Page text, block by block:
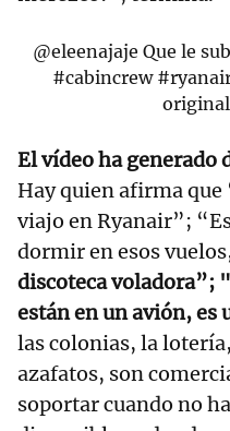
@eleenajaje Que le
#cabincrew
El vídeo ha generado
Hay quien afirma que
viajo en Ryanair”;
dormir en esos
discoteca voladora”;
están en un avión, es
las colonias, la
azafatos, son
soportar cuando no